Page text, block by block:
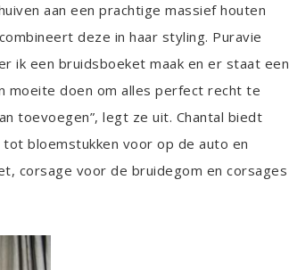
aan een prachtige massief houten
deze in haar styling. Puravie
ik een bruidsboeket maak en er staat een
moeite doen om alles perfect recht te
toevoegen”, legt ze uit. Chantal biedt
bloemstukken voor op de auto en
corsage voor de bruidegom en corsages